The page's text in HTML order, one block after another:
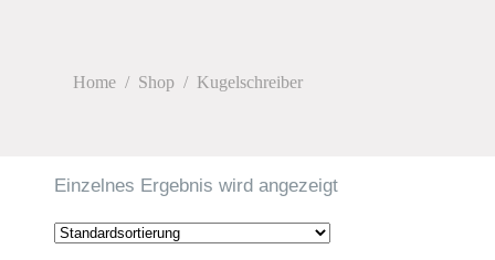
Home / Shop / Kugelschreiber
Einzelnes Ergebnis wird angezeigt